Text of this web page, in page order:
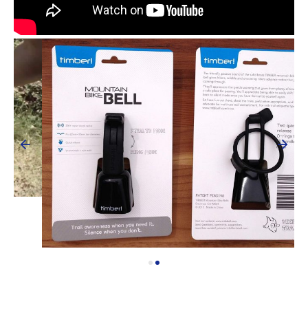
Zadels
Kleding
Meer fietsonderdelen en accessoires
Onderhoud en Reparatie
Help mij bij
het
van een fiets
Maak een afspraak